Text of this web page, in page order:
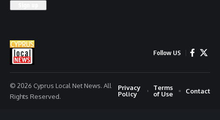
Follow US
© 2026 Cyprus Local Net News. All
Rights Reserved.
Privacy
Policy
Terms
of Use
Contact